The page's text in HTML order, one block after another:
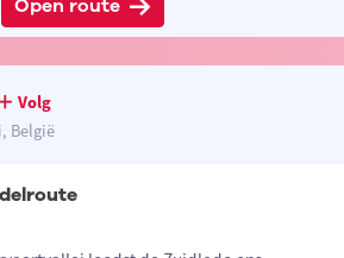
Open route
Volg
België